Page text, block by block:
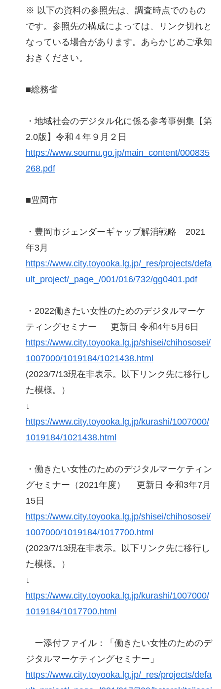
※ 以下の資料の参照先は、調査時点でのもの
です。参照先の構成によっては、リンク切れと
なっている場合があります。あらかじめご承知
おきください。
■総務省
・地域社会のデジタル化に係る参考事例集【第
2.0版】令和４年９月２日
https://www.soumu.go.jp/main_content/000835
268.pdf
■豊岡市
・豊岡市ジェンダーギャップ解消戦略 2021
年3月
https://www.city.toyooka.lg.jp/_res/projects/defa
ult_project/_page_/001/016/732/gg0401.pdf
・2022働きたい女性のためのデジタルマーケ
ティングセミナー 更新日 令和4年5月6日
https://www.city.toyooka.lg.jp/shisei/chihososei/
1007000/1019184/1021438.html
(2023/7/13現在非表示。以下リンク先に移行し
た模様。）
↓
https://www.city.toyooka.lg.jp/kurashi/1007000/
1019184/1021438.html
・働きたい女性のためのデジタルマーケティン
グセミナー（2021年度） 更新日 令和3年7月
15日
https://www.city.toyooka.lg.jp/shisei/chihososei/
1007000/1019184/1017700.html
(2023/7/13現在非表示。以下リンク先に移行し
た模様。）
↓
https://www.city.toyooka.lg.jp/kurashi/1007000/
1019184/1017700.html
ー添付ファイル：「働きたい女性のためのデ
ジタルマーケティングセミナー」
https://www.city.toyooka.lg.jp/_res/projects/defa